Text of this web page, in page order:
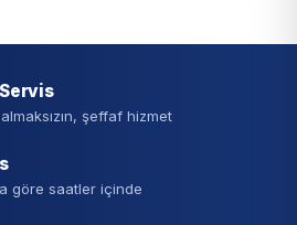
Servis
şeffaf hizmet
göre saatler içinde